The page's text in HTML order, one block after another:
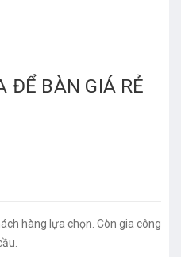
ĐỂ BÀN GIÁ RẺ
hàng lựa chọn. Còn gia công